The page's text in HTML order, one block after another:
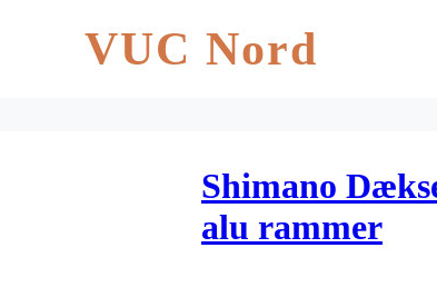
VUC Nord
Shimano
alu rammer